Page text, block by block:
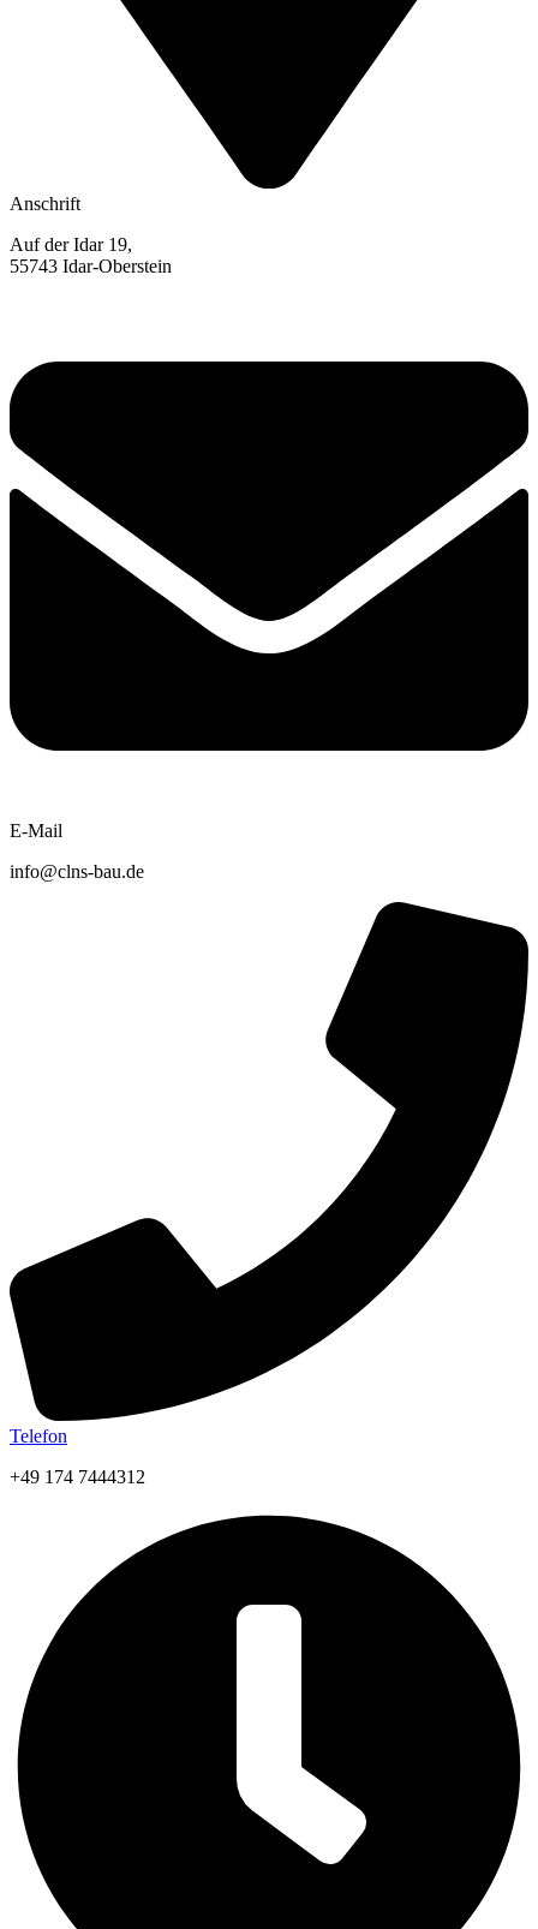
Anschrift
Auf der Idar 19,
55743 Idar-Oberstein
E-Mail
info@clns-bau.de
Telefon
+49 174 7444312